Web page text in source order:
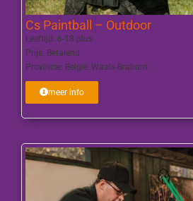
Cs Paintball – Outdoor
Leeftijd: 6-18 plus
Prijs: Betalend
Provincie: België, Waals-Brabant
meer info